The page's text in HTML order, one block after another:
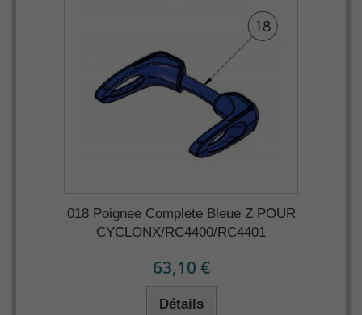
018 Poignee Complete Bleue Z POUR
CYCLONX/RC4400/RC4401
63,10 €
Détails